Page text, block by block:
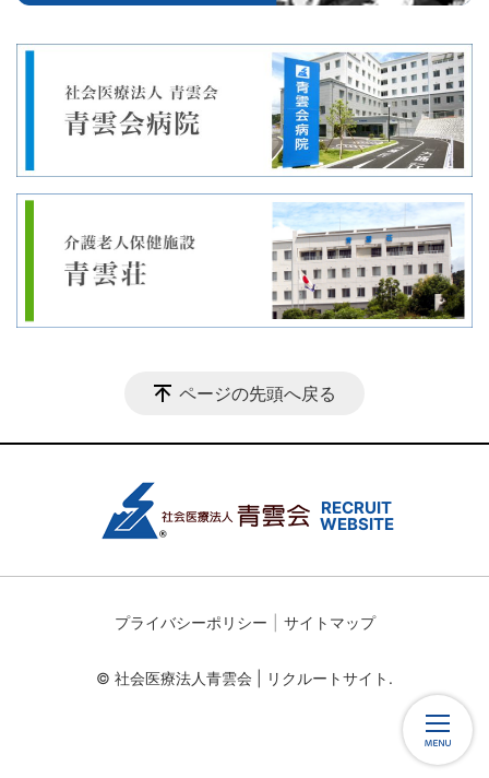
ページの先頭へ戻る
プライバシーポリシー サイトマップ
© 社会医療法人青雲会 | リクルートサイト.